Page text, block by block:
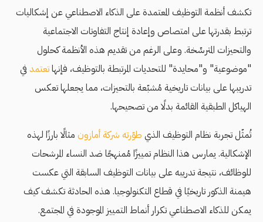
تكشف أنظمة التوظيف المعتمدة على الذكاء الاصطناعي عن إشكاليات
ترتبط بقدرتها على امتصاص وإعادة إنتاج التفاوتات الاجتماعية
والتحيزات المترسِّخة. وعلى الرغم من تقديم هذه الأنظمة كحلول
"موضوعية" و"محايدة" للتحديات المرتبطة بالتوظيف، فإنهاتعتمدفي
تدريبها على بيانات تاريخية مُشبّعة بالتحيزات، مما يجعلها تعكس
الهياكل الطبقية القائمة بدلًا من تصحيحها.
تُمثّل تجربة نظام التوظيف الذي طوّرته شركة أمازون مثالًا بارزًا لهذه
الإشكالية. يمارس هذا النظام تمييزًا مُمنهجًا ضد النساء المرشحات
للوظائف، نتيجة تدريبه على بيانات التوظيف السابقة التي عكست
هيمنة الذكور تاريخيًا في قطاع التكنولوجيا. هذه الحادثة تكشف كيف
يمكن للذكاء الاصطناعي تكرار أنماط التمييز الموجودة في المجتمع.